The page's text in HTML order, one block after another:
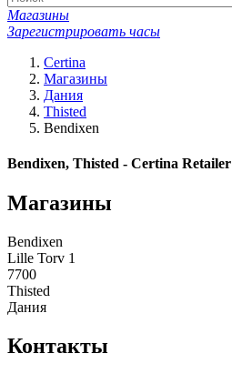
Магазины
Зарегистрировать часы
Certina
Магазины
Дания
Thisted
Bendixen
Bendixen, Thisted - Certina Retailer
Магазины
Bendixen
Lille Torv 1
7700
Thisted
Дания
Контакты